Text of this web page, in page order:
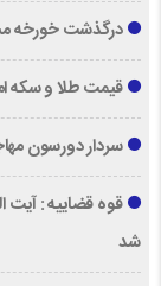
درگذشت خورخه مسی،
قیمت طلا و سکه امروز ۱۷
سردار دورسون
قوه قضاییه : آیت
شد